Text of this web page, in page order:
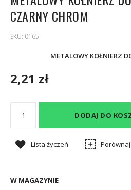
CZARNY CHROM
SKU: 0165
METALOWY KOŁNIERZ
2,21 zł
DODAJ DO
Lista życzeń Porównaj
W MAGAZYNIE